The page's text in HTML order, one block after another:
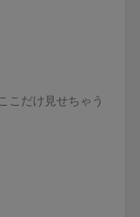
こだけ見せちゃう